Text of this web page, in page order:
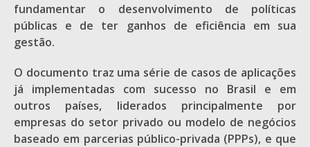
fundamentar o desenvolvimento de políticas
públicas e de ter ganhos de eficiência em sua
gestão.
O documento traz uma série de casos de aplicações
já implementadas com sucesso no Brasil e em
outros países, liderados principalmente por
empresas do setor privado ou modelo de negócios
baseado em parcerias público-privada (PPPs), e que